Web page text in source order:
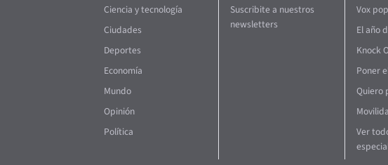
Ciencia y tecnología
Ciudades
Deportes
Economía
Mundo
Opinión
Política
Suscribite a nuestros
newsletters
Vox
El año
Knock
Poner
Quiero
Ver